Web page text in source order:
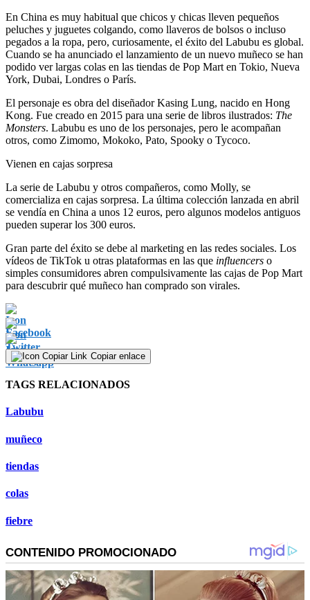
En China es muy habitual que chicos y chicas lleven pequeños
peluches y juguetes colgando, como llaveros de bolsos o incluso
pegados a la ropa, pero, curiosamente, el éxito del Labubu es global.
Cuando se ha anunciado el lanzamiento de un nuevo muñeco se han
podido ver largas colas en las tiendas de Pop Mart en Tokio, Nueva
York, Dubai, Londres o París.
El personaje es obra del diseñador Kasing Lung, nacido en Hong
Kong. Fue creado en 2015 para una serie de libros ilustrados: The
Monsters. Labubu es uno de los personajes, pero le acompañan
otros, como Zimomo, Mokoko, Pato, Spooky o Tycoco.
Vienen en cajas sorpresa
La serie de Labubu y otros compañeros, como Molly, se
comercializa en cajas sorpresa. La última colección lanzada en abril
se vendía en China a unos 12 euros, pero algunos modelos antiguos
pueden superar los 300 euros.
Gran parte del éxito se debe al marketing en las redes sociales. Los
vídeos de TikTok u otras plataformas en las que influencers o
simples consumidores abren compulsivamente las cajas de Pop Mart
para descubrir qué muñeco han comprado son virales.
Copiar enlace
TAGS RELACIONADOS
Labubu
muñeco
tiendas
colas
fiebre